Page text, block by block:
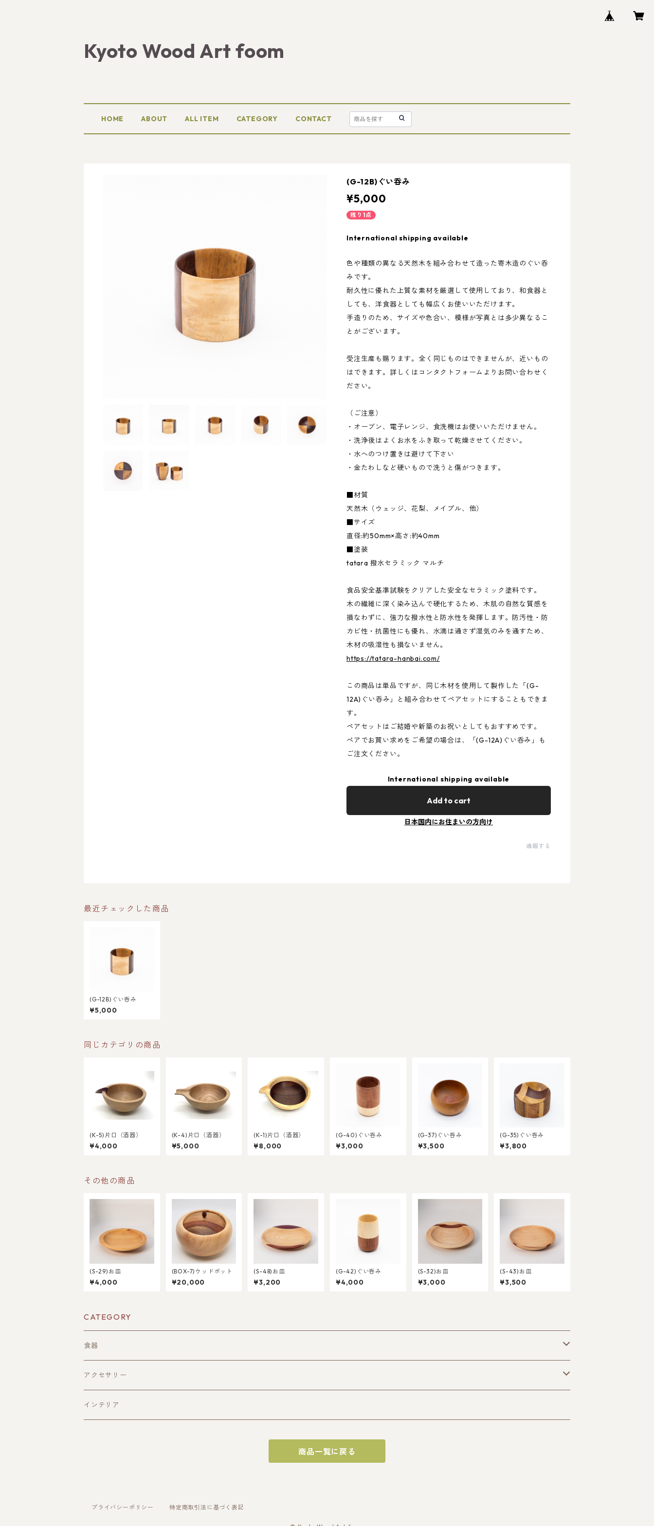
Kyoto Wood Art foom
HOME ABOUT ALL ITEM CATEGORY CONTACT
(G-12B)ぐい呑み
¥5,000
残り1点
International shipping available
色や種類の異なる天然木を組み合わせて造った寄木造のぐい呑
みです。
耐久性に優れた上質な素材を厳選して使用しており、和食器と
しても、洋食器としても幅広くお使いいただけます。
手造りのため、サイズや色合い、模様が写真とは多少異なるこ
とがございます。
受注生産も賜ります。全く同じものはできませんが、近いもの
はできます。詳しくはコンタクトフォームよりお問い合わせく
ださい。
（ご注意）
・オーブン、電子レンジ、食洗機はお使いいただけません。
・洗浄後はよくお水をふき取って乾燥させてください。
・水へのつけ置きは避けて下さい
・金たわしなど硬いもので洗うと傷がつきます。
■材質
天然木（ウェッジ、花梨、メイプル、他）
■サイズ
直径:約50mm×高さ:約40mm
■塗装
tatara 撥水セラミック マルチ
食品安全基準試験をクリアした安全なセラミック塗料です。
木の繊維に深く染み込んで硬化するため、木肌の自然な質感を
損なわずに、強力な撥水性と防水性を発揮します。防汚性・防
カビ性・抗菌性にも優れ、水滴は通さず湿気のみを通すため、
木材の吸湿性も損ないません。
https://tatara-hanbai.com/
この商品は単品ですが、同じ木材を使用して製作した「(G-
12A)ぐい呑み」と組み合わせてペアセットにすることもできま
す。
ペアセットはご結婚や新築のお祝いとしてもおすすめです。
ぺアでお買い求めをご希望の場合は、「(G-12A)ぐい呑み」も
ご注文ください。
International shipping available
Add to cart
日本国内にお住まいの方向け
通報する
最近チェックした商品
(G-12B)ぐい呑み
¥5,000
同じカテゴリの商品
(K-5)片口（酒器）
¥4,000
(K-4)片口（酒器）
¥5,000
(K-1)片口（酒器）
¥8,000
(G-40)ぐい呑み
¥3,000
(G-37)ぐい呑み
¥3,500
(G-35)ぐい呑み
¥3,800
その他の商品
(S-29)お皿
¥4,000
(BOX-7)ウッドポット
¥20,000
(S-48)お皿
¥3,200
(G-42)ぐい呑み
¥4,000
(S-32)お皿
¥3,000
(S-43)お皿
¥3,500
CATEGORY
食器
酒器
ぐい呑み(寄木造)
皿
アクセサリー
ペンダント
インテリア
商品一覧に戻る
プライバシーポリシー 特定商取引法に基づく表記